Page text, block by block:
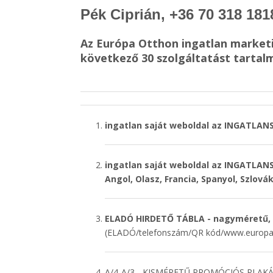
Pék Ciprián, +36 70 318
Az Európa Otthon ingatlan
következő 30 szolgáltatást
ingatlan saját weboldal az
ingatlan saját weboldal az
Angol, Olasz, Francia, Spanyol,
ELADÓ HIRDETŐ TÁBLA -
(ELADÓ/telefonszám/QR kód/